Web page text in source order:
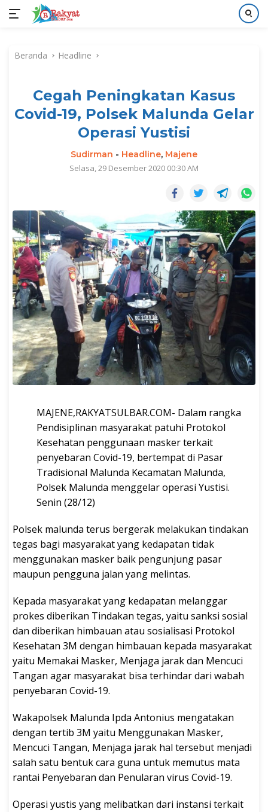
kontenBeranda Headline
Cegah Peningkatan Kasus
Covid-19, Polsek Malunda Gelar
Operasi Yustisi
Sudirman - Headline, Majene
Selasa, 29 Desember 2020 00:30 AM
MAJENE,RAKYATSULBAR.COM- Dalam rangka
Pendisiplinan masyarakat patuhi Protokol
Kesehatan penggunaan masker terkait
penyebaran Covid-19, bertempat di Pasar
Tradisional Malunda Kecamatan Malunda,
Polsek Malunda menggelar operasi Yustisi.
Senin (28/12)
Polsek malunda terus bergerak melakukan tindakan
tegas bagi masyarakat yang kedapatan tidak
menggunakan masker baik pengunjung pasar
maupun pengguna jalan yang melintas.
Kepada masyarakat yang kedapatan melanggar
prokes diberikan Tindakan tegas, yaitu sanksi sosial
dan diberikan himbauan atau sosialisasi Protokol
Kesehatan 3M dengan himbauan kepada masyarakat
yaitu Memakai Masker, Menjaga jarak dan Mencuci
Tangan agar masyarakat bisa terhindar dari wabah
penyebaran Covid-19.
Wakapolsek Malunda Ipda Antonius mengatakan
dengan tertib 3M yaitu Menggunakan Masker,
Mencuci Tangan, Menjaga jarak hal tersebut menjadi
salah satu bentuk cara guna untuk memutus mata
rantai Penyebaran dan Penularan virus Covid-19.
Operasi yustis yang melibatkan dari instansi terkait